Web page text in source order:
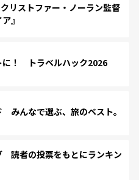
リストファー・ノーラン監督
』
に！ トラベルハック2026
みんなで選ぶ、旅のベスト。
読者の投票をもとにランキン